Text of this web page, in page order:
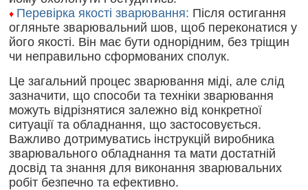
♦ Перевірка якості зварювання: Після остигання
огляньте зварювальний шов, щоб переконатися у
його якості. Він має бути однорідним, без тріщин
чи неправильно сформованих сполук.
Це загальний процес зварювання міді, але слід
зазначити, що способи та техніки зварювання
можуть відрізнятися залежно від конкретної
ситуації та обладнання, що застосовується.
Важливо дотримуватись інструкцій виробника
зварювального обладнання та мати достатній
досвід та знання для виконання зварювальних
робіт безпечно та ефективно.